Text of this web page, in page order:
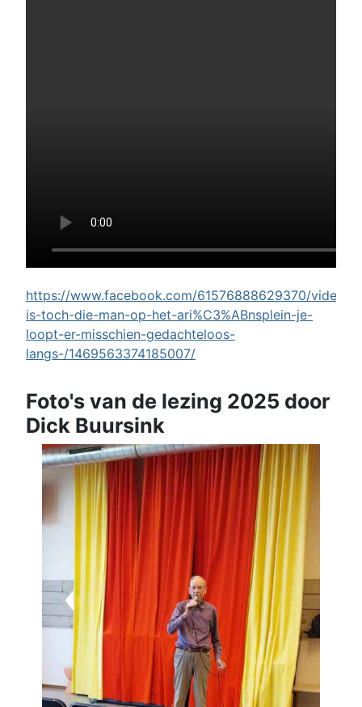
https://www.facebook.com/61576888629370/videos/
is-toch-die-man-op-het-ari%C3%ABnsplein-je-
loopt-er-misschien-gedachteloos-
langs-/1469563374185007/
Foto's van de lezing 2025 door
Dick Buursink